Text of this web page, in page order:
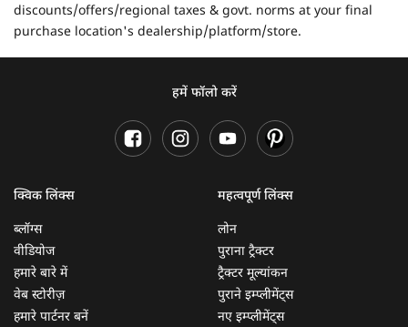
discounts/offers/regional taxes & govt. norms at your final
purchase location's dealership/platform/store.
हमें फॉलो करें
क्विक लिंक्स
ब्लॉग्स
वीडियोज
हमारे बारे में
वेब स्टोरीज़
हमारे पार्टनर बनें
महत्वपूर्ण लिंक्स
लोन
पुराना ट्रैक्टर
ट्रैक्टर मूल्यांकन
पुराने इम्प्लीमेंट्स
नए इम्प्लीमेंट्स